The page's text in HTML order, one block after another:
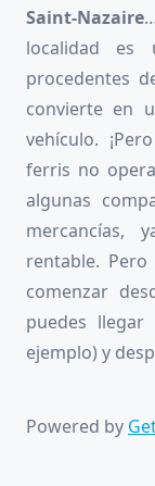
Saint-Nazaire
localidad
procedentes
convierte en
vehículo.
ferris no
algunas
mercancías,
rentable.
comenzar
puedes
ejemplo) y
Powered by